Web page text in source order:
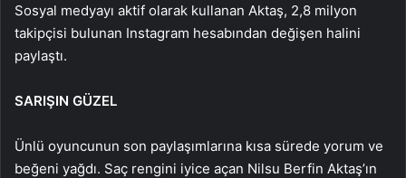
Sosyal medyayı aktif olarak kullanan Aktaş, 2,8 milyon
takipçisi bulunan Instagram hesabından değişen halini
paylaştı.
SARIŞIN GÜZEL
Ünlü oyuncunun son paylaşımlarına kısa sürede yorum ve
beğeni yağdı. Saç rengini iyice açan Nilsu Berfin Aktaş’ın